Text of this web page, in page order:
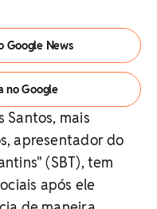
Google News
no Google
Santos, mais
apresentador do
(SBT), tem
após ele